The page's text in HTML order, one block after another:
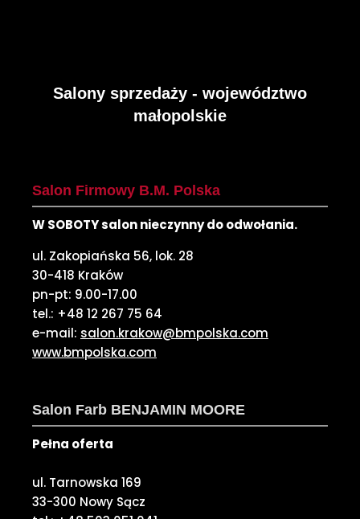
Salony sprzedaży - województwo
małopolskie
Salon Firmowy B.M. Polska
W SOBOTY salon nieczynny do odwołania.
ul. Zakopiańska 56, lok. 28
30-418 Kraków
pn-pt: 9.00-17.00
tel.: +48 12 267 75 64
e-mail: salon.krakow@bmpolska.com
www.bmpolska.com
Salon Farb BENJAMIN MOORE
Pełna oferta
ul. Tarnowska 169
33-300 Nowy Sącz